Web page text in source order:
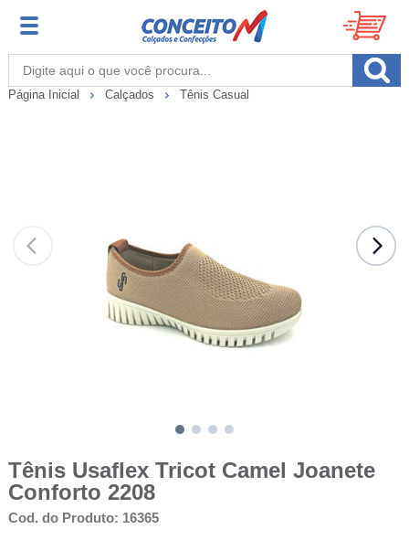
Página Inicial Calçados Tênis Casual
Tênis Usaflex Tricot Camel Joanete
Conforto 2208
Cod. do Produto: 16365